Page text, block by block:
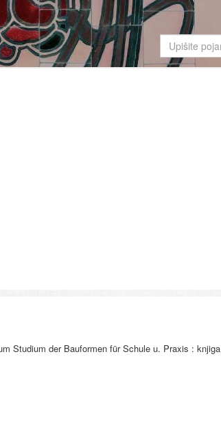
Studium der Bauformen für Schule u. Praxis : knjiga